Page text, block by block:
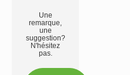
Une
remarque,
une
suggestion?
N'hésitez
pas.